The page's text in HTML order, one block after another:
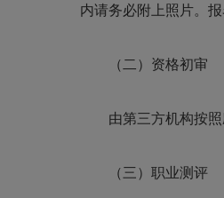
内请务必附上照片。报
（二）资格初审
由第三方机构按
（三） 职业测评